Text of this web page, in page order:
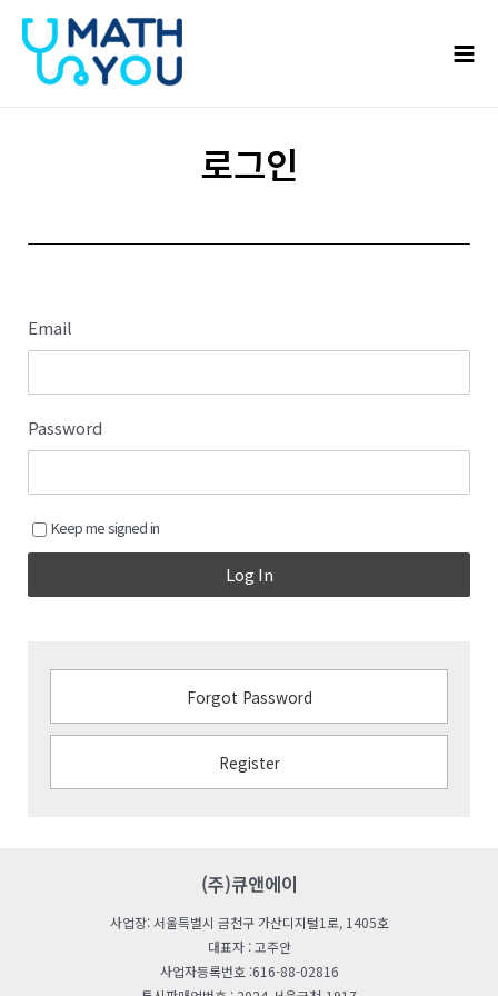
건너뛰기
로그인
Email
Password
Keep me signed in
Log In
Forgot Password
Register
(주)큐앤에이
사업장: 서울특별시 금천구 가산디지털1로, 1405호
대표자 : 고주안
사업자등록번호 :616-88-02816